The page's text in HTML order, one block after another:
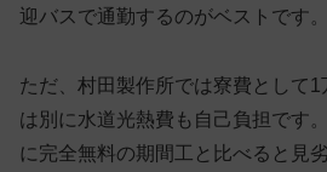
迎バスで通勤するのがベストです。
ただ、村田製作所では寮費として1
は別に水道光熱費も自己負担です
に完全無料の期間工と比べると見